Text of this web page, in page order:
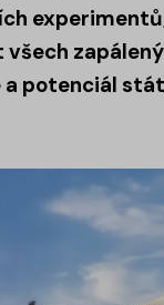
všech
potenciál